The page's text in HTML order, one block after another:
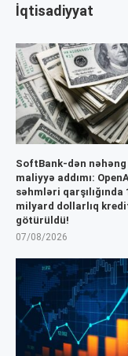
İqtisadiyyat
SoftBank-dən nəhəng
maliyyə addımı:
səhmləri qarşılığında
milyard dollarlıq
götürüldü!
07/08/2026